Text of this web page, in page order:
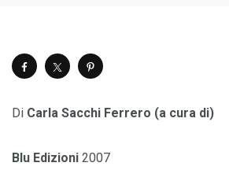
Di Carla Sacchi Ferrero (a cura di)
Blu Edizioni 2007